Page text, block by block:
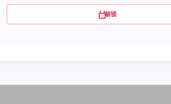
解锁